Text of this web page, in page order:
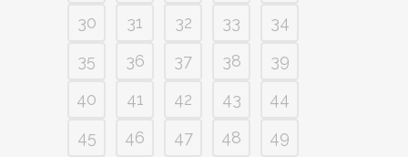
30
31 32 33
34
35
36 37 38
39
40
41 42 43
44
45
46 47 48
49